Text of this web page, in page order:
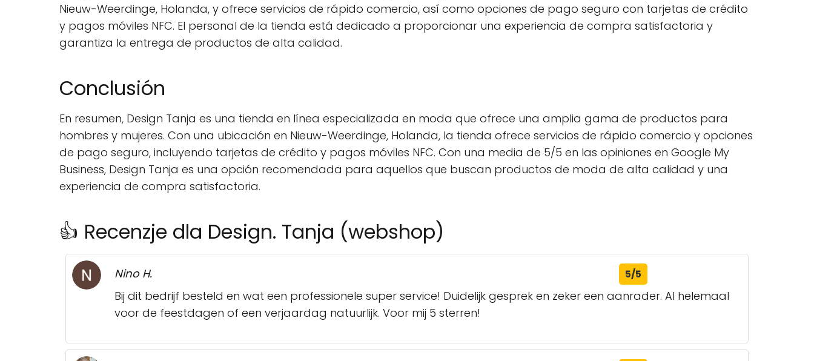
Nieuw-Weerdinge, Holanda, y ofrece servicios de rápido comercio, así como opciones de pago seguro con tarjetas de crédito
y pagos móviles NFC. El personal de la tienda está dedicado a proporcionar una experiencia de compra satisfactoria y
garantiza la entrega de productos de alta calidad.
Conclusión
En resumen, Design Tanja es una tienda en línea especializada en moda que ofrece una amplia gama de productos para
hombres y mujeres. Con una ubicación en Nieuw-Weerdinge, Holanda, la tienda ofrece servicios de rápido comercio y opciones
de pago seguro, incluyendo tarjetas de crédito y pagos móviles NFC. Con una media de 5/5 en las opiniones en Google My
Business, Design Tanja es una opción recomendada para aquellos que buscan productos de moda de alta calidad y una
experiencia de compra satisfactoria.
👍 Recenzje dla Design. Tanja (webshop)
Nino H. 5/5
Bij dit bedrijf besteld en wat een professionele super service! Duidelijk gesprek en zeker een aanrader. Al helemaal
voor de feestdagen of een verjaardag natuurlijk. Voor mij 5 sterren!